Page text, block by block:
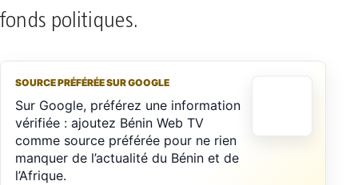
fonds politiques.
SOURCE PRÉFÉRÉE SUR GOOGLE
Sur Google, préférez une information
vérifiée : ajoutez Bénin Web TV
comme source préférée pour ne rien
manquer de l’actualité du Bénin et de
l’Afrique.